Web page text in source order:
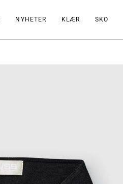
NYHETER KLÆR SKO